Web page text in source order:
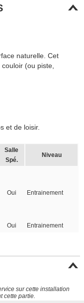
naturelle. Cet
(ou piste,
et de loisir.
Salle
Spé.
Niveau
Oui Entrainement
Oui Entrainement
sur cette installation
cette partie.